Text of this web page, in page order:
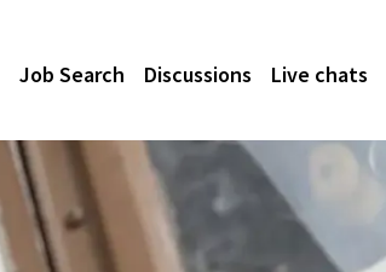
Job Search Discussions Live chats